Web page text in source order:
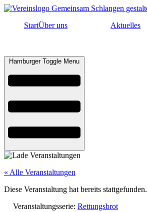
StartÜber uns Aktuelles
Hamburger Toggle Menu
« Alle Veranstaltungen
Diese Veranstaltung hat bereits stattgefunden.
Veranstaltungsserie: Rettungsbrot